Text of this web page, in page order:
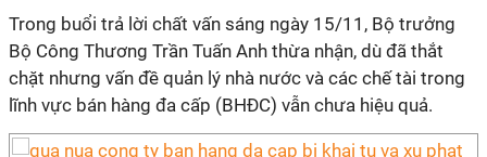
Trong buổi trả lời chất vấn sáng ngày 15/11, Bộ trưởng
Bộ Công Thương Trần Tuấn Anh thừa nhận, dù đã thắt
chặt nhưng vấn đề quản lý nhà nước và các chế tài trong
lĩnh vực bán hàng đa cấp (BHĐC) vẫn chưa hiệu quả.